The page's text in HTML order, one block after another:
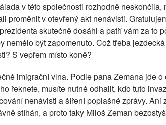
v této společnosti rozhodně
proměnit v otevřený akt nenávisti.
skutečně dosáhl a patří vám za to
nemělo být zapomenuto. Což třeba
S vepřem místo koně?
imigrační vlna. Podle pana Zemana jde
řeknete, musíte nutně odhalit, kdo tuto
nenávisti a šíření poplašné zprávy. Ani
stíhán, a proto taky Miloš Zeman